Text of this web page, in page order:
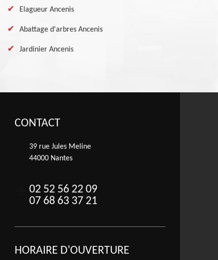
Elagueur Ancenis
Abattage d'arbres Ancenis
Jardinier Ancenis
CONTACT
39 rue Jules Meline
44000 Nantes
02 52 56 22 09
07 68 63 37 21
HORAIRE D'OUVERTURE